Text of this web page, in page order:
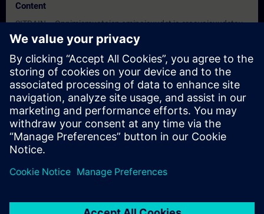
Content
SITRAIN – Oppimismuotojen ominaisuudet ja eroavaisuudetav